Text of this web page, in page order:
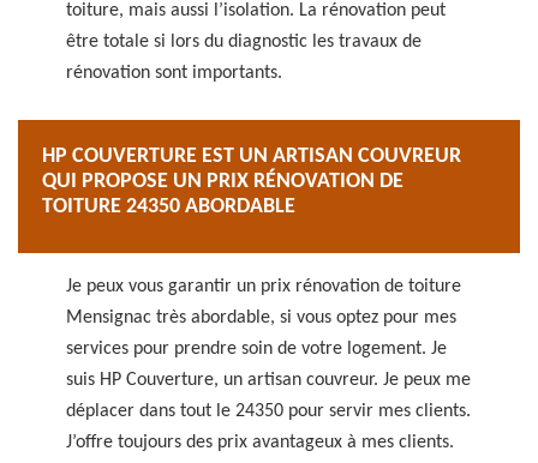
toiture, mais aussi l’isolation. La rénovation peut
être totale si lors du diagnostic les travaux de
rénovation sont importants.
HP COUVERTURE EST UN ARTISAN COUVREUR
QUI PROPOSE UN PRIX RÉNOVATION DE
TOITURE 24350 ABORDABLE
Je peux vous garantir un prix rénovation de toiture
Mensignac très abordable, si vous optez pour mes
services pour prendre soin de votre logement. Je
suis HP Couverture, un artisan couvreur. Je peux me
déplacer dans tout le 24350 pour servir mes clients.
J’offre toujours des prix avantageux à mes clients.